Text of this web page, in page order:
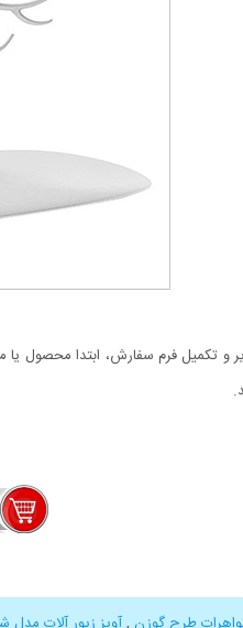
تکمیل فرم سفارش، ابتدا محصول یا